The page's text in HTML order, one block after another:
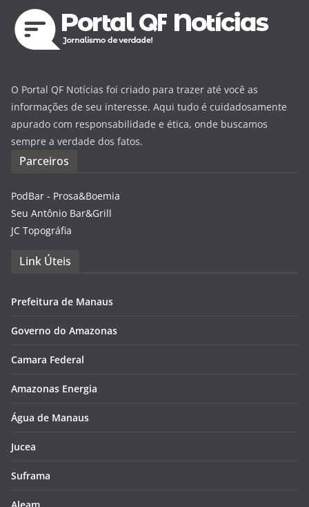
O Portal QF Notícias foi criado para trazer até você as
informações de seu interesse. Aqui tudo é cuidadosamente
apurado com responsabilidade e ética, onde buscamos
sempre a verdade dos fatos.
Parceiros
PodBar - Prosa&Boemia
Seu Antônio Bar&Grill
JC Topográfia
Link Úteis
Prefeitura de Manaus
Governo do Amazonas
Camara Federal
Amazonas Energia
Água de Manaus
Jucea
Suframa
Aleam